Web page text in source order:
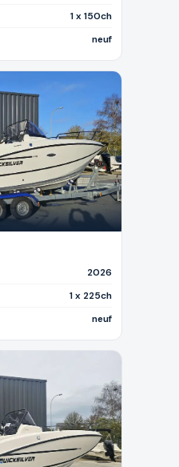
1 x 150ch
neuf
2026
1 x 225ch
neuf